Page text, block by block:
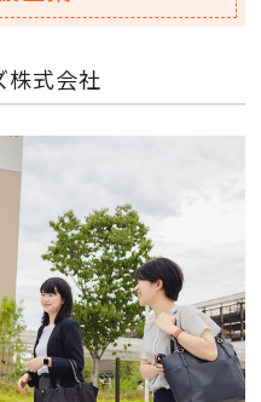
株式会社